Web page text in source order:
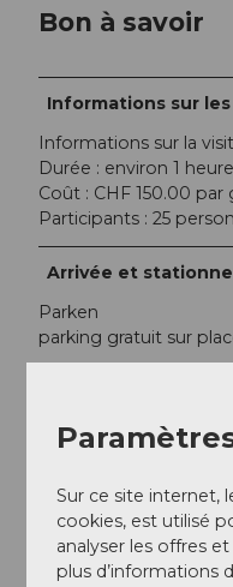
Bon à savoir
Informations sur
Informations sur la
Durée : environ 1 heure
Coût : CHF 150.00 par
Participants : 25
Arrivée et
Parken
parking gratuit sur
Roger Widmer
Auteur(e)
Sur ce site internet,
cookies, est utilisé
analyser les offres
plus d’informations